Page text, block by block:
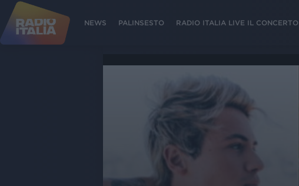
NEWS PALINSESTO RADIO ITALIA LIVE IL CONCERTO